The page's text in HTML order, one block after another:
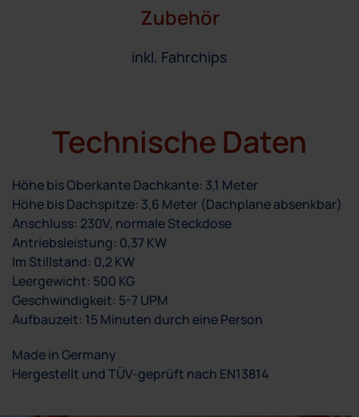
Zubehör
inkl. Fahrchips
Technische Daten
Höhe bis Oberkante Dachkante: 3,1 Meter
Höhe bis Dachspitze: 3,6 Meter (Dachplane absenkbar)
Anschluss: 230V, normale Steckdose
Antriebsleistung: 0,37 KW
Im Stillstand: 0,2 KW
Leergewicht: 500 KG
Geschwindigkeit: 5-7 UPM
Aufbauzeit: 15 Minuten durch eine Person
Made in Germany
Hergestellt und TÜV-geprüft nach EN13814